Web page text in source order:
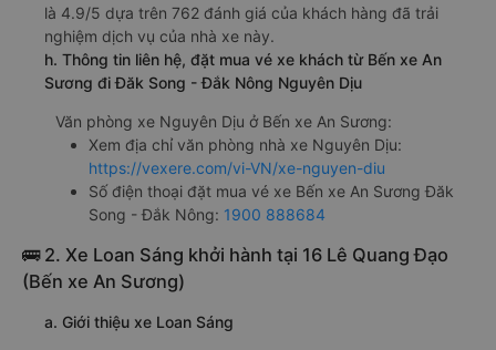
là 4.9/5 dựa trên 762 đánh giá của khách hàng đã trải
nghiệm dịch vụ của nhà xe này.
h. Thông tin liên hệ, đặt mua vé xe khách từ Bến xe An
Sương đi Đăk Song - Đắk Nông Nguyên Dịu
Văn phòng xe Nguyên Dịu ở Bến xe An Sương:
Xem địa chỉ văn phòng nhà xe Nguyên Dịu:
https://vexere.com/vi-VN/xe-nguyen-diu
Số điện thoại đặt mua vé xe Bến xe An Sương Đăk
Song - Đắk Nông: 1900 888684
🚌 2. Xe Loan Sáng khởi hành tại 16 Lê Quang Đạo
(Bến xe An Sương)
a. Giới thiệu xe Loan Sáng